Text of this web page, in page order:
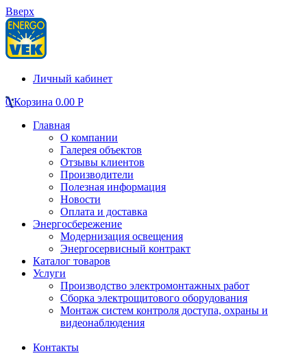
Вверх
Личный кабинет
0 Корзина 0.00 Р
Главная
О компании
Галерея объектов
Отзывы клиентов
Производители
Полезная информация
Новости
Оплата и доставка
Энергосбережение
Модернизация освещения
Энергосервисный контракт
Каталог товаров
Услуги
Производство электромонтажных работ
Сборка электрощитового оборудования
Монтаж систем контроля доступа, охраны и
видеонаблюдения
Контакты